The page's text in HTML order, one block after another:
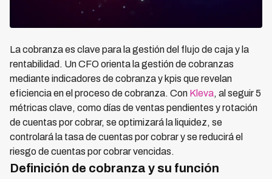
La cobranza es clave para la gestión del flujo de caja y la
rentabilidad. Un CFO orienta la gestión de cobranzas
mediante indicadores de cobranza y kpis que revelan
eficiencia en el proceso de cobranza. Con Kleva, al seguir 5
métricas clave, como días de ventas pendientes y rotación
de cuentas por cobrar, se optimizará la liquidez, se
controlará la tasa de cuentas por cobrar y se reducirá el
riesgo de cuentas por cobrar vencidas.
Definición de cobranza y su función